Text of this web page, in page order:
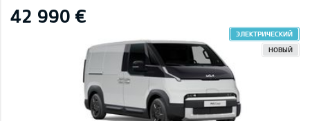
42 990 €
ЭЛЕКТРИЧЕСКИЙ
НОВЫЙ